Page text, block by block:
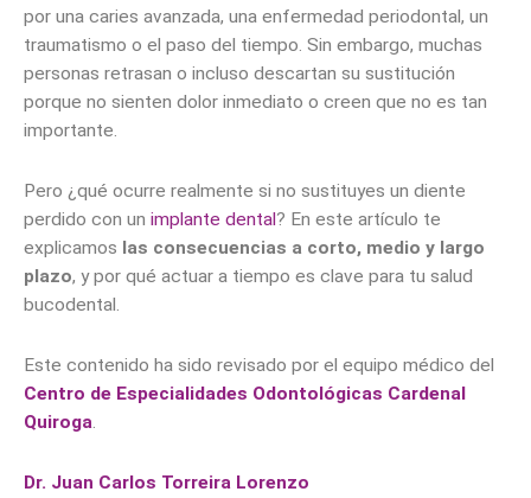
por una caries avanzada, una enfermedad periodontal, un
traumatismo o el paso del tiempo. Sin embargo, muchas
personas retrasan o incluso descartan su sustitución
porque no sienten dolor inmediato o creen que no es tan
importante.
Pero ¿qué ocurre realmente si no sustituyes un diente
perdido con un implante dental? En este artículo te
explicamos las consecuencias a corto, medio y largo
plazo, y por qué actuar a tiempo es clave para tu salud
bucodental.
Este contenido ha sido revisado por el equipo médico del
Centro de Especialidades Odontológicas Cardenal
Quiroga.
Dr. Juan Carlos Torreira Lorenzo